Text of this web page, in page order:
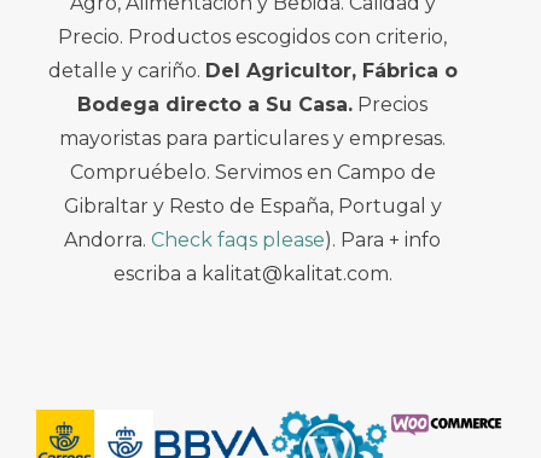
Precio. Productos escogidos con criterio,
detalle y cariño. Del Agricultor, Fábrica o
Bodega directo a Su Casa. Precios
mayoristas para particulares y empresas.
Compruébelo. Servimos en Campo de
Gibraltar y Resto de España, Portugal y
Andorra. Check faqs please). Para + info
escriba a kalitat@kalitat.com.